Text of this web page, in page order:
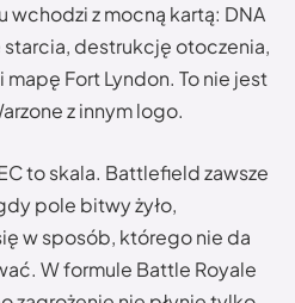
wchodzi z mocną kartą: DNA
destrukcję otoczenia,
Fort Lyndon. To nie jest
z innym logo.
to skala. Battlefield zawsze
pole bitwy żyło,
w sposób, którego nie da
W formule Battle Royale